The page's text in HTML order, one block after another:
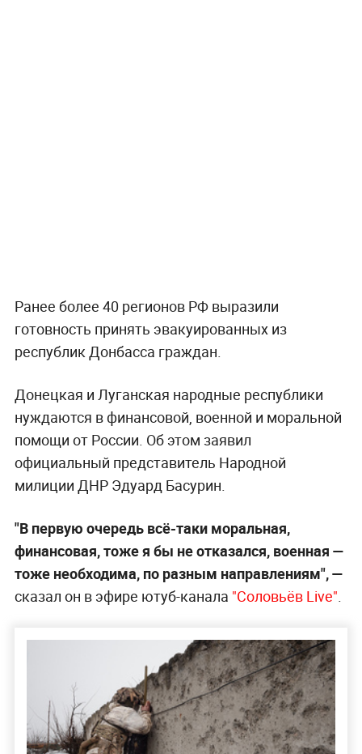
Ранее более 40 регионов РФ выразили
готовность принять эвакуированных из
республик Донбасса граждан.
Донецкая и Луганская народные республики
нуждаются в финансовой, военной и моральной
помощи от России. Об этом заявил
официальный представитель Народной
милиции ДНР Эдуард Басурин.
"В первую очередь всё-таки моральная,
финансовая, тоже я бы не отказался, военная —
тоже необходима, по разным направлениям", —
сказал он в эфире ютуб-канала "Соловьёв Live".